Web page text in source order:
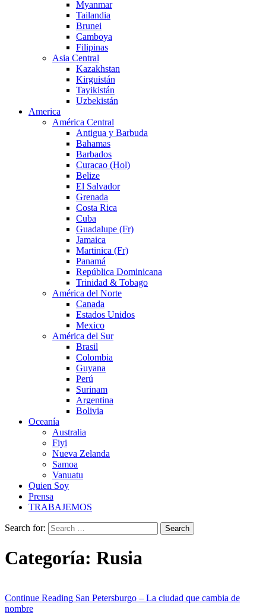
Myanmar
Tailandia
Brunei
Camboya
Filipinas
Asia Central
Kazakhstan
Kirguistán
Tayikistán
Uzbekistán
America
América Central
Antigua y Barbuda
Bahamas
Barbados
Curacao (Hol)
Belize
El Salvador
Grenada
Costa Rica
Cuba
Guadalupe (Fr)
Jamaica
Martinica (Fr)
Panamá
República Dominicana
Trinidad & Tobago
América del Norte
Canada
Estados Unidos
Mexico
América del Sur
Brasil
Colombia
Guyana
Perú
Surinam
Argentina
Bolivia
Oceanía
Australia
Fiyi
Nueva Zelanda
Samoa
Vanuatu
Quien Soy
Prensa
TRABAJEMOS
Search for:
Categoría: Rusia
Continue Reading San Petersburgo – La ciudad que cambia de
nombre